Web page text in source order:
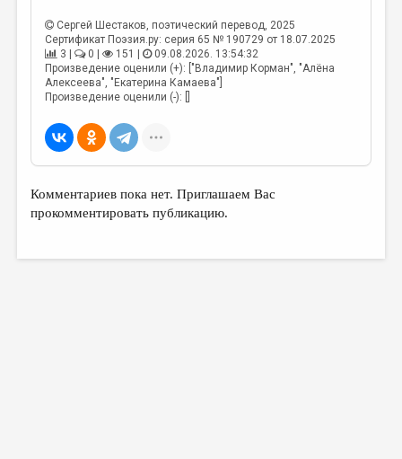
Сергей Шестаков, поэтический перевод, 2025
Сертификат Поэзия.ру: серия 65 № 190729 от 18.07.2025
3 |
0 | 151 |
09.08.2026. 13:54:32
Произведение оценили (+): ["Владимир Корман", "Алёна
Алексеева", "Екатерина Камаева"]
Произведение оценили (-): []
Комментариев пока нет. Приглашаем Вас
прокомментировать публикацию.